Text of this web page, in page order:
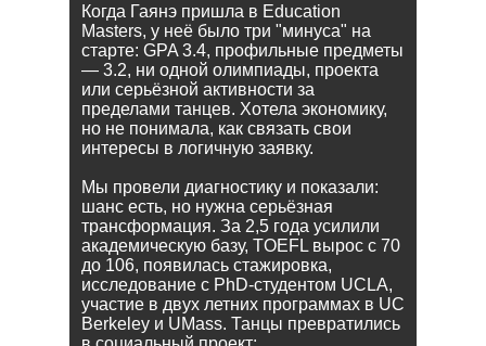
Когда Гаянэ пришла в Education
Masters, у неё было три "минуса" на
старте: GPA 3.4, профильные предметы
— 3.2, ни одной олимпиады, проекта
или серьёзной активности за
пределами танцев. Хотела экономику,
но не понимала, как связать свои
интересы в логичную заявку.
Мы провели диагностику и показали:
шанс есть, но нужна серьёзная
трансформация. За 2,5 года усилили
академическую базу, TOEFL вырос с 70
до 106, появилась стажировка,
исследование с PhD-студентом UCLA,
участие в двух летних программах в UC
Berkeley и UMass. Танцы превратились